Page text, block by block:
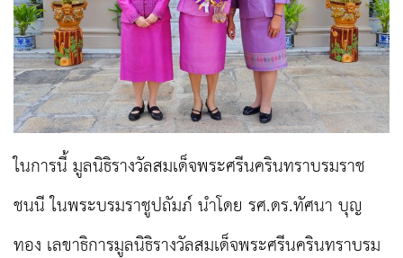
ในการนี้ มูลนิธิรางวัลสมเด็จพระศรีนครินทราบรมราช
ชนนี ในพระบรมราชูปถัมภ์ นำโดย รศ.ดร.ทัศนา บุญ
ทอง เลขาธิการมูลนิธิรางวัลสมเด็จพระศรีนครินทราบรม